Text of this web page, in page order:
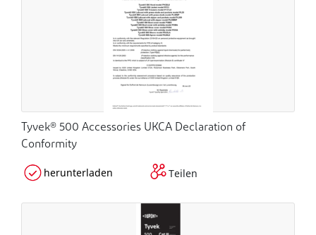
Tyvek® 500 Accessories UKCA Declaration of
Conformity
herunterladen Teilen